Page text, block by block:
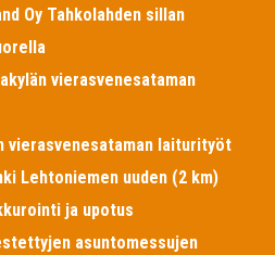
Oy Tahkolahden sillan
vierasvenesataman
vierasvenesataman laiturityöt
Lehtoniemen uuden (2 km)
ja upotus
asuntomessujen